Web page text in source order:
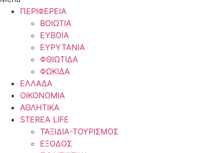
ΠΕΡΙΦΕΡΕΙΑ
ΒΟΙΩΤΙΑ
ΕΥΒΟΙΑ
ΕΥΡΥΤΑΝΙΑ
ΦΘΙΩΤΙΔΑ
ΦΩΚΙΔΑ
ΕΛΛΑΔΑ
ΟΙΚΟΝΟΜΙΑ
ΑΘΛΗΤΙΚΑ
STEREA LIFE
ΤΑΞΙΔΙΑ-ΤΟΥΡΙΣΜΟΣ
ΕΞΟΔΟΣ